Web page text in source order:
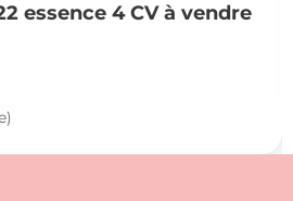
essence 4 CV à vendre